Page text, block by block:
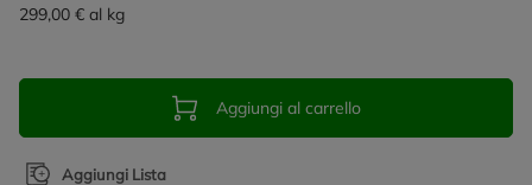
299,00 € al kg
Aggiungi al carrello
Aggiungi Lista